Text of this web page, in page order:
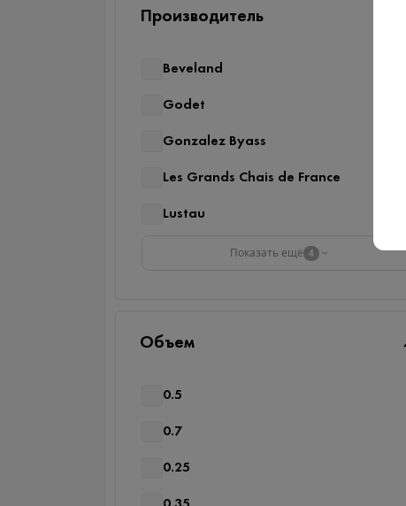
Производитель
Beveland
Godet
Gonzalez Byass
Les Grands Chais de France
Lustau
Показать ещё 4
Объем
0.5
0.7
0.25